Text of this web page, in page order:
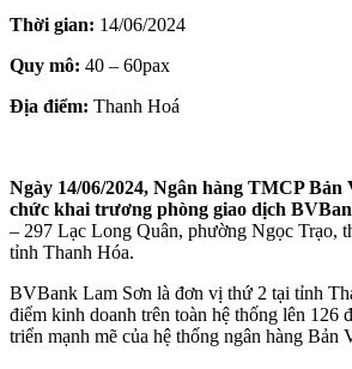
T️hời gian: 14/06/2024
Quy mô: 40 – 60pax
Địa điểm: Thanh Hoá
Ngày 14/06/2024, Ngân hàng TMCP
chức khai trương phòng giao dịch
– 297 Lạc Long Quân, phường Ngọc Trạo,
tỉnh Thanh Hóa.
BVBank Lam Sơn là đơn vị thứ 2 tại tỉnh
điểm kinh doanh trên toàn hệ thống lên 126
triển mạnh mẽ của hệ thống ngân hàng Bản